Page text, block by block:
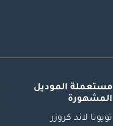
مستعملة الموديل
المشهورة
تويوتا لاند كروزر